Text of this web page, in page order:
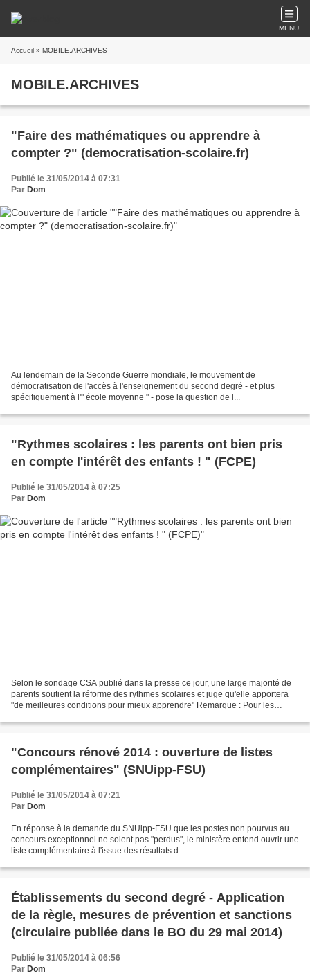
MENU
Accueil » MOBILE.ARCHIVES
MOBILE.ARCHIVES
"Faire des mathématiques ou apprendre à
compter ?" (democratisation-scolaire.fr)
Publié le 31/05/2014 à 07:31
Par Dom
Au lendemain de la Seconde Guerre mondiale, le mouvement de
démocratisation de l'accès à l'enseignement du second degré - et plus
spécifiquement à l'" école moyenne " - pose la question de l...
"Rythmes scolaires : les parents ont bien pris
en compte l'intérêt des enfants ! " (FCPE)
Publié le 31/05/2014 à 07:25
Par Dom
Selon le sondage CSA publié dans la presse ce jour, une large majorité de
parents soutient la réforme des rythmes scolaires et juge qu'elle apportera
"de meilleures conditions pour mieux apprendre" Remarque : Pour les
"Concours rénové 2014 : ouverture de listes
complémentaires" (SNUipp-FSU)
Publié le 31/05/2014 à 07:21
Par Dom
En réponse à la demande du SNUipp-FSU que les postes non pourvus au
concours exceptionnel ne soient pas "perdus", le ministère entend ouvrir une
liste complémentaire à l'issue des résultats d...
Établissements du second degré - Application
de la règle, mesures de prévention et sanctions
(circulaire publiée dans le BO du 29 mai 2014)
Publié le 31/05/2014 à 06:56
Par Dom